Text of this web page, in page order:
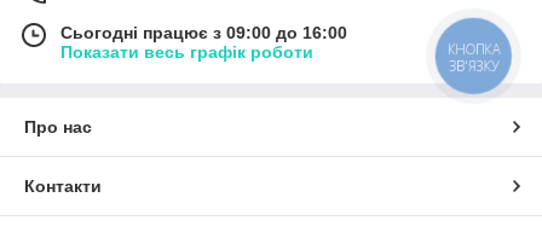
Сьогодні працює з 09:00 до 16:00
Показати весь графік роботи
Про нас
Контакти
КНОПКА
ЗВ'ЯЗКУ